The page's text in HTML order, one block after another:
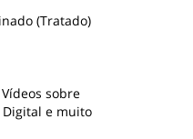
(Tratado)
sobre
Digital e muito